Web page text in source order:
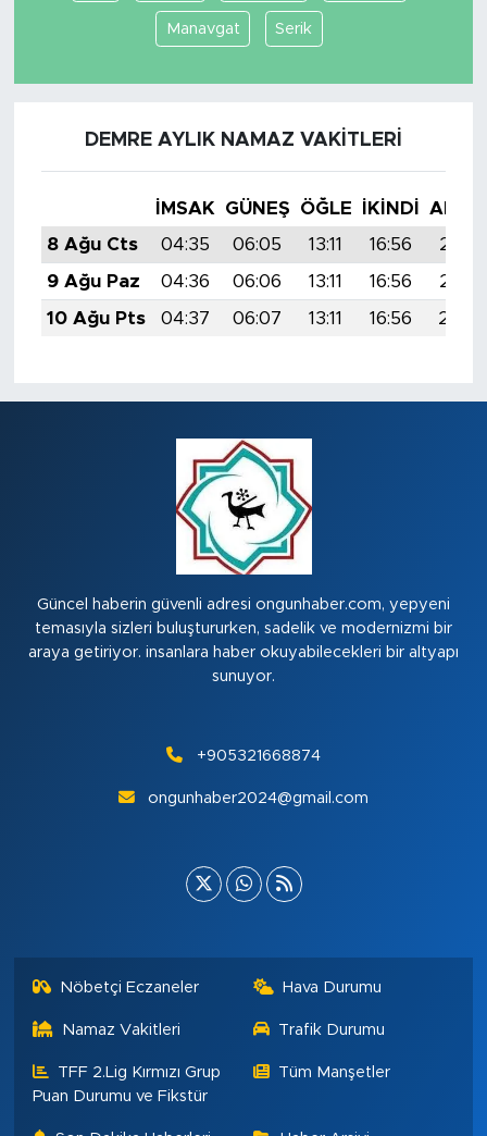
Manavgat Serik
DEMRE AYLIK NAMAZ VAKITLERI
İMSAK GÜNEŞ ÖĞLE İKINDI
8 Ağu Cts
04:35 06:05 13:11 16:56
20:06
9 Ağu Paz
04:36 06:06 13:11 16:56
20:05
10 Ağu Pts
04:37 06:07 13:11 16:56
Güncel haberin güvenli adresi ongunhaber.com, yepyeni
temasıyla sizleri buluştururken, sadelik ve modernizmi bir
araya getiriyor. insanlara haber okuyabilecekleri bir altyapı
sunuyor.
+905321668874
ongunhaber2024@gmail.com
Nöbetçi Eczaneler Hava Durumu
Namaz Vakitleri Trafik Durumu
TFF 2.Lig Kırmızı Grup
Puan Durumu ve Fikstür
Tüm Manşetler